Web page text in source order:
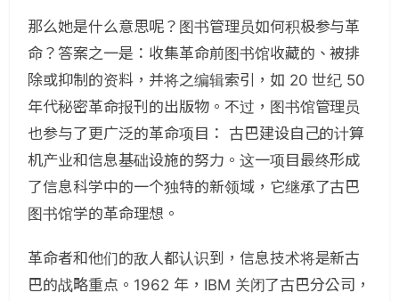
那么她是什么意思呢？图书管理员如何积极参与革
命？答案之一是：收集革命前图书馆收藏的、被排
除或抑制的资料，并将之编辑索引，如 20 世纪 50
年代秘密革命报刊的出版物。不过，图书馆管理员
也参与了更广泛的革命项目： 古巴建设自己的计算
机产业和信息基础设施的努力。这一项目最终形成
了信息科学中的一个独特的新领域，它继承了古巴
图书馆学的革命理想。
革命者和他们的敌人都认识到，信息技术将是新古
巴的战略重点。1962 年，IBM 关闭了古巴分公司，